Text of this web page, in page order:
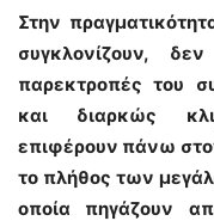
Στην
συγκλονίζουν,
παρεκτροπές του
και διαρκώς
επιφέρουν πάνω
το πλήθος των
οποία πηγάζουν